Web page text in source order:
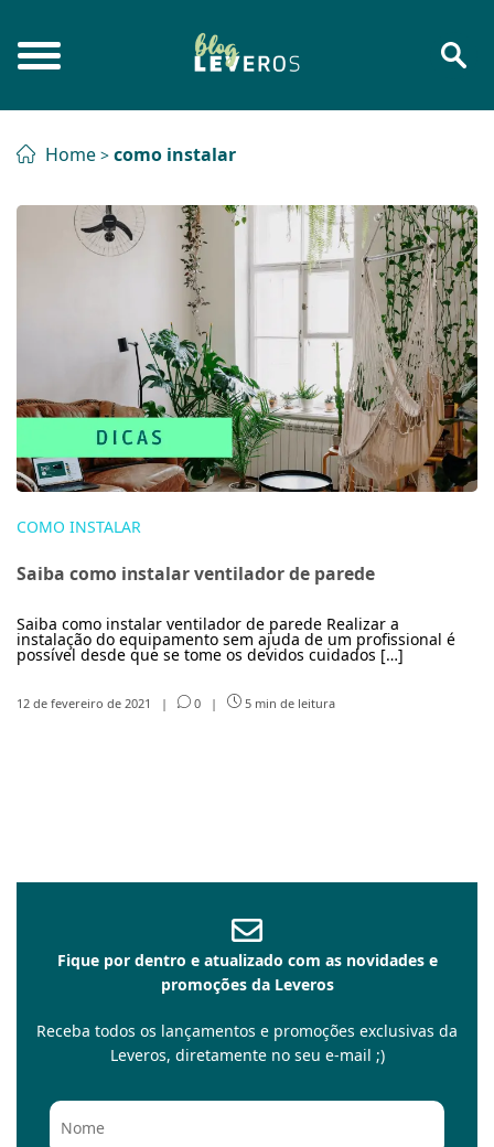
Home > como instalar
COMO INSTALAR
Saiba como instalar ventilador de parede
Saiba como instalar ventilador de parede Realizar a
instalação do equipamento sem ajuda de um profissional é
possível desde que se tome os devidos cuidados […]
12 de fevereiro de 2021 | 0 | 5 min de leitura
Fique por dentro e atualizado com as novidades e
promoções da Leveros
Receba todos os lançamentos e promoções exclusivas da
Leveros, diretamente no seu e-mail ;)